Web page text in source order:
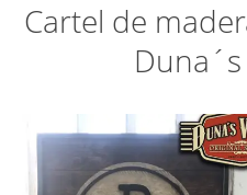
Cartel de